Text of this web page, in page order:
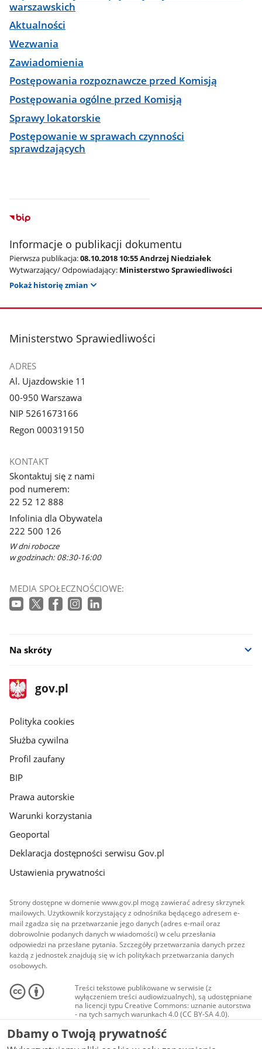
warszawskich
Aktualności
Wezwania
Zawiadomienia
Postępowania rozpoznawcze przed Komisją
Postępowania ogólne przed Komisją
Sprawy lokatorskie
Postępowanie w sprawach czynności
sprawdzających
Informacje o publikacji dokumentu
Pierwsza publikacja:08.10.2018 10:55 Andrzej Niedziałek
Wytwarzający/ Odpowiadający: Ministerstwo Sprawiedliwości
Pokaż historię zmian
stopka
Ministerstwo Sprawiedliwości
ADRES
Al. Ujazdowskie 11
00-950 Warszawa
NIP 5261673166
Regon 000319150
KONTAKT
Skontaktuj się z nami
pod numerem:
22 52 12 888
Infolinia dla Obywatela
222 500 126
W dni robocze
w godzinach: 08:30-16:00
MEDIA SPOŁECZNOŚCIOWE:
Na skróty
stopka
gov.pl
Strona
gov.pl
gov.pl
Polityka cookies
Służba cywilna
Profil zaufany
BIP
Prawa autorskie
Warunki korzystania
Geoportal
Deklaracja dostępności serwisu Gov.pl
Ustawienia prywatności
Strony dostępne w domenie www.gov.pl mogą zawierać adresy skrzynek
mailowych. Użytkownik korzystający z odnośnika będącego adresem e-
mail zgadza się na przetwarzanie jego danych (adres e-mail oraz
dobrowolnie podanych danych w wiadomości) w celu przesłania
odpowiedzi na przesłane pytania. Szczegóły przetwarzania danych przez
każdą z jednostek znajdują się w ich politykach przetwarzania danych
osobowych.
Treści tekstowe publikowane w serwisie (z
wyłączeniem treści audiowizualnych), są udostępniane
na licencji typu Creative Commons: uznanie autorstwa
- na tych samych warunkach 4.0 (CC BY-SA 4.0).
Materiały audiowizualne, w tym zdjęcia, materiały
audio i wideo, są udostępniane na licencji typu
Creative Commons: uznanie autorstwa użycie
Dbamy o Twoją prywatność